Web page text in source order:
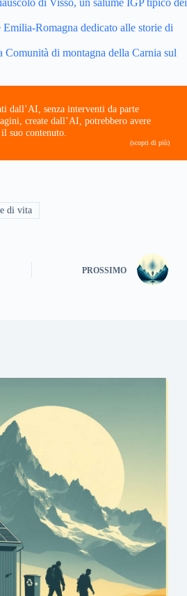
di Visso, un salume IGP tipico dei
Emilia-Romagna dedicato alle storie di
Comunità di montagna della Carnia sul
dall’AI, senza interventi da parte
create dall’AI, potrebbero avere
suo contenuto.
(scopri di più)
di vita
PROSSIMO